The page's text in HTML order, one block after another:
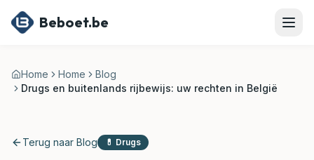
Ga naar hoofdinhoud
Beboet.be
Home Home
Blog
Drugs en buitenlands rijbewijs: uw rechten in België
Terug naar Blog 💊 Drugs